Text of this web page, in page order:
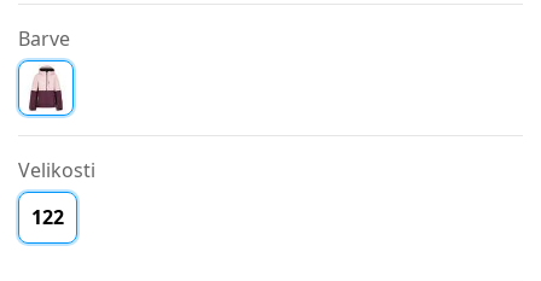
Barve
Velikosti
122